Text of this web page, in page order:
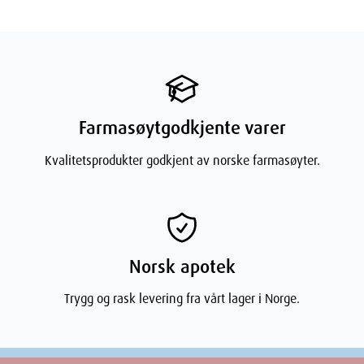
andre innholdsstoffene i Hydrokortison Evolan (listet opp i
Bruk ikke Hydrokortison Evolan i sår eller rundt øynene.
steroider. Bruk ikke Hydrokortison Evolan hvis du har en
hudinfeksjon, uten at infeksjonen behandles samtidig. Rådfør
Kontakt legen din hvis du opplever tåkesyn eller andre
synsforstyrrelser.
Farmasøytgodkjente varer
Kvalitetsprodukter godkjent av norske farmasøyter.
Norsk apotek
Trygg og rask levering fra vårt lager i Norge.